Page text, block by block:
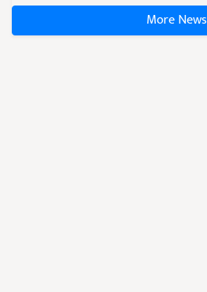
More News